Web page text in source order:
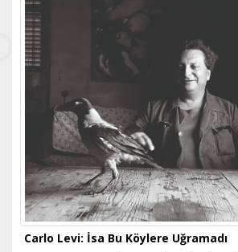
Carlo Levi: İsa Bu Köylere Uğramadı